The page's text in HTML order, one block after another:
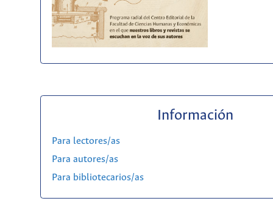
Información
Para lectores/as
Para autores/as
Para bibliotecarios/as